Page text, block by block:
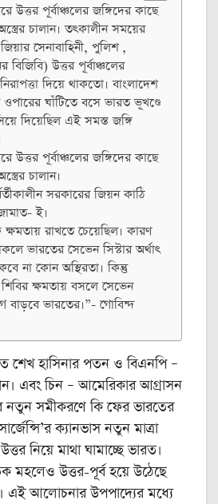
উত্তর পূর্বাঞ্চলের জঙ্গিদের কাছে
চালান। তৎকালীন সময়ের
জিয়ার সেনাবাহিনী, পুলিশ ,
বিজিবি) উত্তর পূর্বাঞ্চলের
নিরাপত্তা দিয়ে থাকতো। বাংলাদেশ
ঘাঁটিতে বসে ভারত ভূখণ্ডে
দিয়েছিল এই সমস্ত জঙ্গি
উত্তর পূর্বাঞ্চলের জঙ্গিদের কাছে
চালান।
সরকারের জিয়ন কাঠি
ই।
ক্ষমতায় রাখতে চেয়েছিল। কারণ
ভারতের সেভেন সিস্টার অর্থাৎ
না কোন অস্থিরতা। কিন্তু
ক্ষমতায় বসলে সেভেন
বাড়বে ভারতের।”- গোবিন্দ
শেখ হাসিনার পতন ও বিএনপি –
এবং চিন – আমেরিকার আগ্রাসন
নতুন সমীকরণে কি ফের ভারতের
ক্যানভাস নতুন মাত্রা
উত্তর নিয়ে মাথা ঘামাচ্ছে ভারত।
মহলেও উত্তর-পূর্ব হয়ে উঠেছে
এই আলোচনার উপপাদ্যের মধ্যে